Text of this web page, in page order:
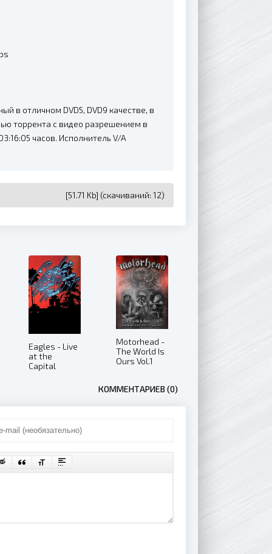
в отличном DVD5, DVD9 качестве, в
торрента с видео разрешением в
часов. Исполнитель V/A
[51.71 Kb] (cкачиваний: 12)
Eagles - Live
at the
Capital
Motorhead -
The World Is
Ours Vol.1
КОММЕНТАРИЕВ (0)